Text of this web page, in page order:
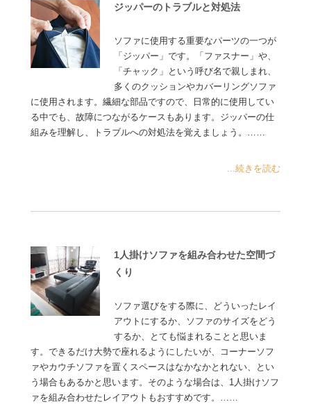
ジッパーのトラブルと対処法
ソファに使用する重要なパーツの一つが
「ジッパー」です。「ファスナー」や、
「チャック」という呼び名で親しまれ、
多くのクッションやカバーリングソファ
に使用されます。繊細な部品ですので、日常的に使用してい
る中でも、故障につながるケースもあります。ジッパーの仕
組みを理解し、トラブルへの対処法を覚えましょう。……
...続きを読む
1人掛けソファを組み合わせた空間づ
くり
ソファ選びをする際に、どういったレイ
アウトにするか、ソファのサイズをどう
するか、とても悩まれることと思いま
す。できるだけ大勢で座れるようにしたいが、コーナーソフ
ァやカウチソファを置くスペースはなかなかとれない、とい
う場合もあるかと思います。そのような場合は、1人掛けソフ
ァを組み合わせたレイアウトもおすすめです。……